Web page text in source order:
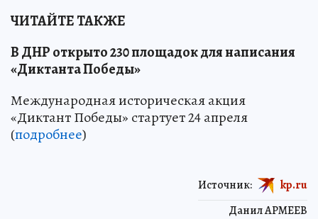
ЧИТАЙТЕ ТАКЖЕ
В ДНР открыто 230 площадок для написания
«Диктанта Победы»
Международная историческая акция
«Диктант Победы» стартует 24 апреля
(подробнее)
Данил АРМЕЕВ
Источник: kp.ru